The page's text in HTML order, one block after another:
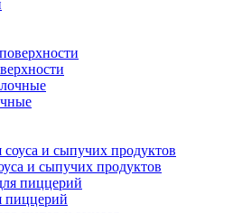
и сыпучих продуктов
пиццерий